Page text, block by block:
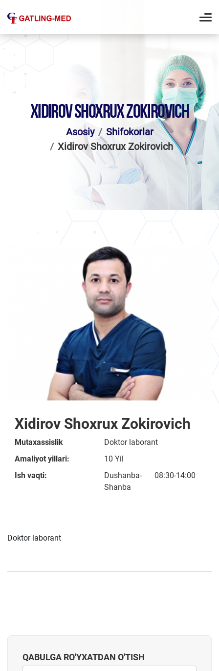
XIDIROV SHOXRUX ZOKIROVICH
Asosiy
Shifokorlar
Xidirov Shoxrux Zokirovich
Xidirov Shoxrux Zokirovich
Mutaxassislik
Doktor laborant
Amaliyot yillari:
10 Yil
Ish vaqti:
Dushanba-
Shanba
08:30-14:00
Doktor laborant
QABULGA RO'YXATDAN O'TISH